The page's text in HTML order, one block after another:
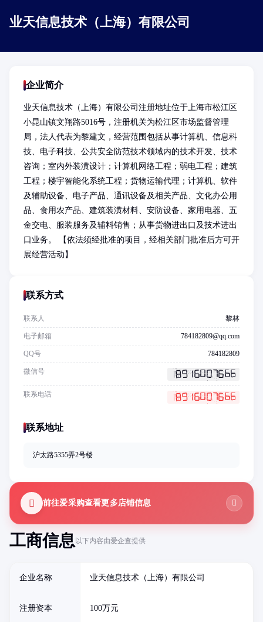
业天信息技术（上海）有限公司
工商信息以下内容由爱企查提供
企业名称 业天信息技术（上海）有限公司
注册资本 100万元
企业简介
业天信息技术（上海）有限公司注册地址位于上海市松江区
小昆山镇文翔路5016号，注册机关为松江区市场监督管理
局，法人代表为黎建文，经营范围包括从事计算机、信息科
技、电子科技、公共安全防范技术领域内的技术开发、技术
咨询；室内外装潢设计；计算机网络工程；弱电工程；建筑
工程；楼宇智能化系统工程；货物运输代理；计算机、软件
及辅助设备、电子产品、通讯设备及相关产品、文化办公用
品、食用农产品、建筑装潢材料、安防设备、家用电器、五
金交电、服装服务及辅料销售；从事货物进出口及技术进出
口业务。 【依法须经批准的项目，经相关部门批准后方可开
展经营活动】
联系方式
联系人 黎林
电子邮箱 784182809@qq.com
QQ号 784182809
微信号
联系电话
联系地址
沪太路5355弄2号楼
前往爱采购查看更多店铺信息